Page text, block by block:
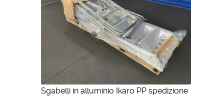
Sgabelli in alluminio Ikaro PP spedizione